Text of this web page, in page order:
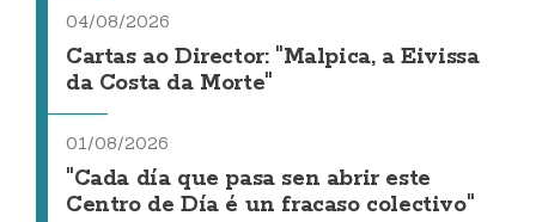
04/08/2026
Cartas ao Director: "Malpica, a Eivissa
da Costa da Morte"
01/08/2026
"Cada día que pasa sen abrir este
Centro de Día é un fracaso colectivo"